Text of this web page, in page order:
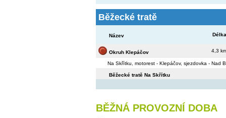
Běžecké tratě
Název Délka
Okruh Klepáčov 4,3
Na Skřítku, motorest - Klepáčov, sjezdovka - Nad
Běžecké tratě Na Skřítku
BĚŽNÁ PROVOZNÍ DOBA